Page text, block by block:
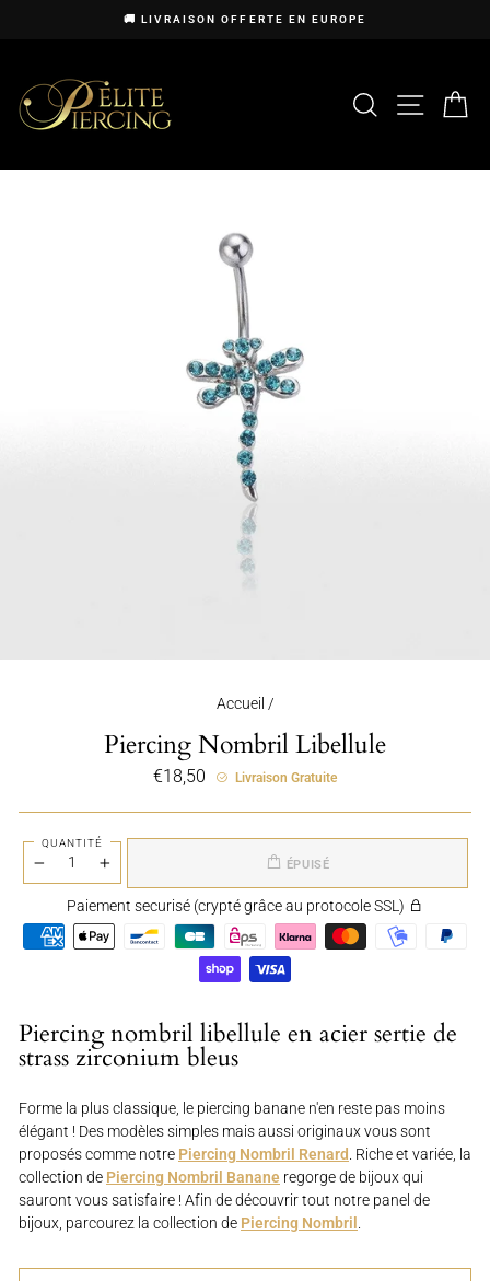
🚚 LIVRAISON OFFERTE EN EUROPE
Accueil /
Piercing Nombril Libellule
€18,50
PrixLivraison Gratuite
QUANTITÉ
+
ÉPUISÉ
Paiement securisé (crypté grâce au protocole SSL)
Piercing nombril libellule en acier sertie de
strass zirconium bleus
Forme la plus classique, le piercing banane n'en reste pas moins
élégant ! Des modèles simples mais aussi originaux vous sont
proposés comme notre Piercing Nombril Renard. Riche et variée, la
collection de Piercing Nombril Banane regorge de bijoux qui
sauront vous satisfaire ! Afin de découvrir tout notre panel de
bijoux, parcourez la collection de Piercing Nombril .